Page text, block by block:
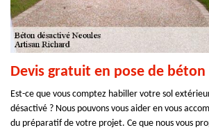
Devis gratuit en pose de béton
Est-ce que vous comptez habiller votre sol
désactivé ? Nous pouvons vous aider en vous
du préparatif de votre projet. Ce que nous vous